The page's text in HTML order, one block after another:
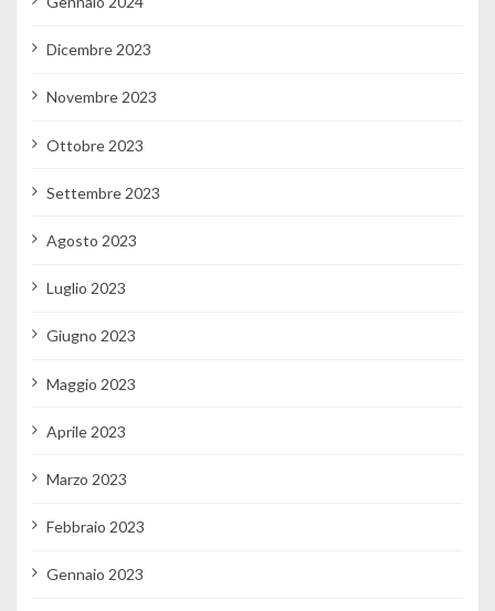
Dicembre 2023
Novembre 2023
Ottobre 2023
Settembre 2023
Agosto 2023
Luglio 2023
Giugno 2023
Maggio 2023
Aprile 2023
Marzo 2023
Febbraio 2023
Gennaio 2023